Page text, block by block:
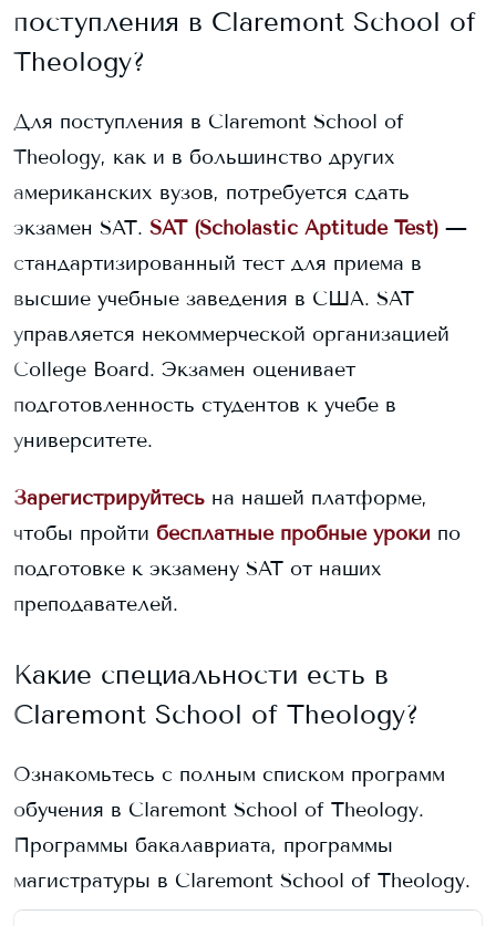
поступления в Claremont School of
Theology?
Для поступления в Claremont School of
Theology, как и в большинство других
американских вузов, потребуется сдать
экзамен SAT. SAT (Scholastic Aptitude Test) —
стандартизированный тест для приема в
высшие учебные заведения в США. SAT
управляется некоммерческой организацией
College Board. Экзамен оценивает
подготовленность студентов к учебе в
университете.
Зарегистрируйтесь на нашей платформе,
чтобы пройти бесплатные пробные уроки по
подготовке к экзамену SAT от наших
преподавателей.
Какие специальности есть в
Claremont School of Theology?
Ознакомьтесь с полным списком программ
обучения в Claremont School of Theology.
Программы бакалавриата, программы
магистратуры в Claremont School of Theology.